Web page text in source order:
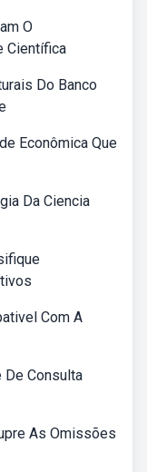
O
Científica
Do Banco
Econômica Que
Da Ciencia
Com A
De Consulta
As Omissões